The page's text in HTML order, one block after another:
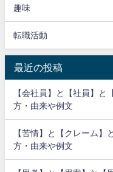
趣味
転職活動
最近の投稿
【会社員】と【社員】と
方・由来や例文
【苦情】と【クレーム】
方・由来や例文